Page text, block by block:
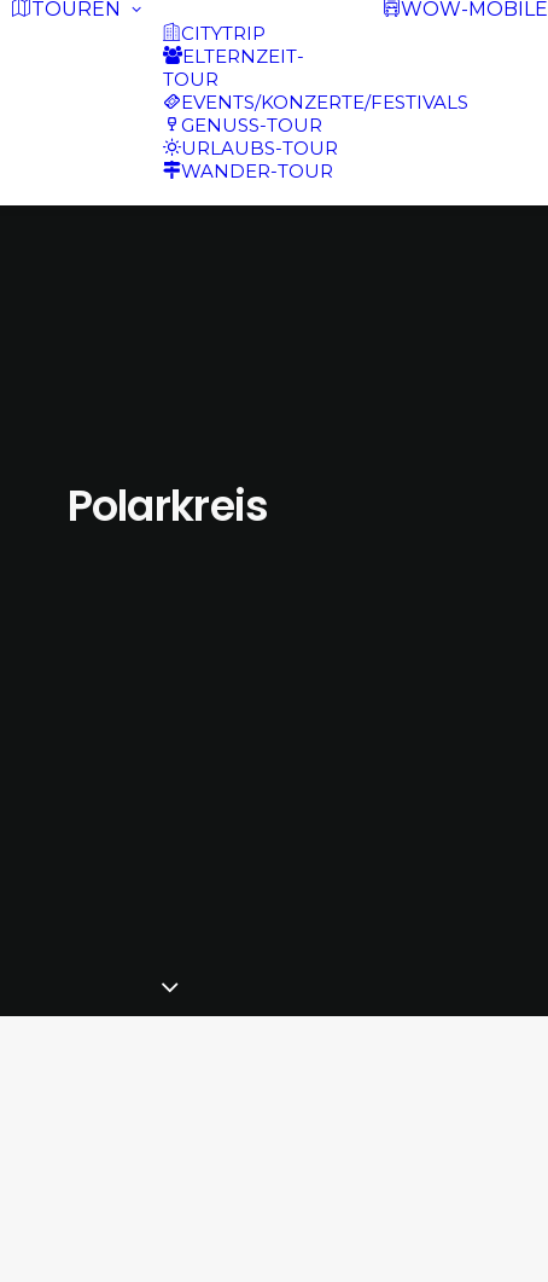
TOUREN
CITYTRIP
ELTERNZEIT-
TOUR
EVENTS/KONZERTE/FESTIVALS
GENUSS-TOUR
URLAUBS-TOUR
WANDER-TOUR
WOW-MOBILE
Polarkreis